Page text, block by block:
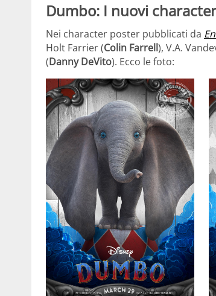
Dumbo: I nuovi
Nei character poster pubblicati da
Holt Farrier (Colin Farrell), V.A.
(Danny DeVito). Ecco le foto: